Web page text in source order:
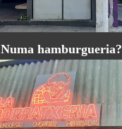
Numa hamburgueria?